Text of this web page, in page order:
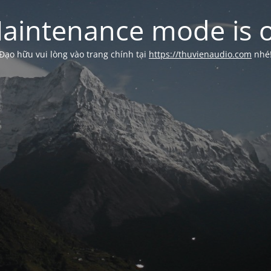
mode is
hữu vui lòng vào trang chính tại https://thuvienaudio.com